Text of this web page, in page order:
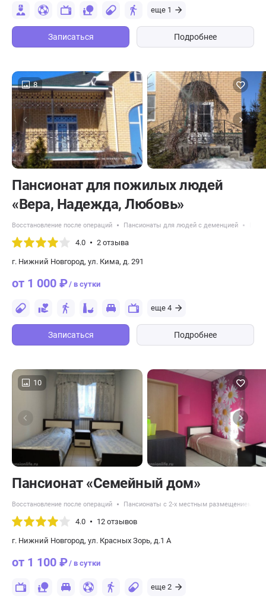
еще 1
Записаться Подробнее
8
Пансионат для пожилых людей
«Вера, Надежда, Любовь»
Восстановление после операций Пансионаты для людей с деменцией
4.0 2 отзыва
г. Нижний Новгород, ул. Кима, д. 291
от 1 000 ₽/ в сутки
еще 4
Записаться Подробнее
10
Пансионат «Семейный дом»
Восстановление после операций Пансионаты с 2-х местным размещением
4.0 12 отзывов
г. Нижний Новгород, ул. Красных Зорь, д.1 А
от 1 100 ₽/ в сутки
еще 2